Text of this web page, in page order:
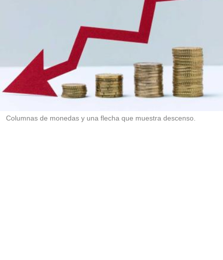
p
a
i
Columnas de monedas y una flecha que muestra descenso.